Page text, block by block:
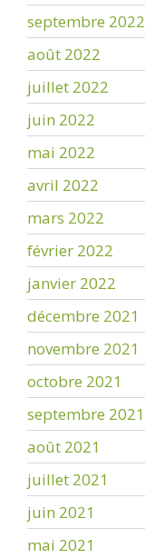
septembre 2022
août 2022
juillet 2022
juin 2022
mai 2022
avril 2022
mars 2022
février 2022
janvier 2022
décembre 2021
novembre 2021
octobre 2021
septembre 2021
août 2021
juillet 2021
juin 2021
mai 2021